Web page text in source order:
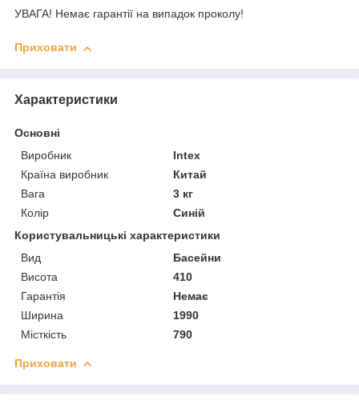
УВАГА! Немає гарантії на випадок проколу!
Приховати
Характеристики
Основні
Виробник
Intex
Країна виробник
Китай
Вага
3 кг
Колір
Синій
Користувальницькі характеристики
Вид
Басейни
Висота
410
Гарантія
Немає
Ширина
1990
Місткість
790
Приховати